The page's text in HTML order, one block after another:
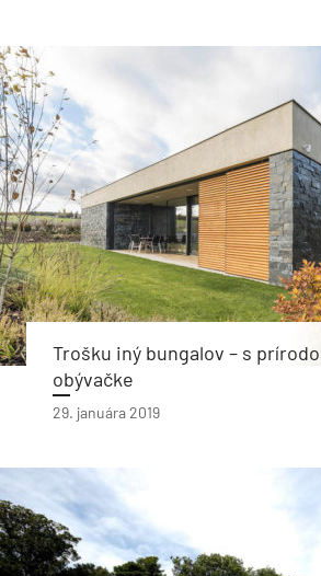
Trošku iný bungalov – s
obývačke
29. januára 2019